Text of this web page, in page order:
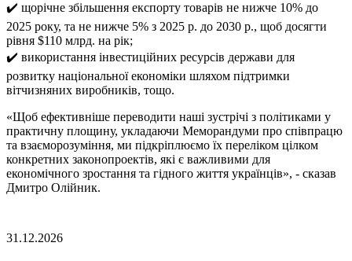
✔️ щорічне збільшення експорту товарів не нижче 10% до
2025 року, та не нижче 5% з 2025 р. до 2030 р., щоб досягти
рівня $110 млрд. на рік;
✔️ використання інвестиційних ресурсів держави для
розвитку національної економіки шляхом підтримки
вітчизняних виробників, тощо.
«Щоб ефективніше переводити наші зустрічі з політиками у
практичну площину, укладаючи Меморандуми про співпрацю
та взаєморозуміння, ми підкріплюємо їх переліком цілком
конкретних законопроектів, які є важливими для
економічного зростання та гідного життя українців», - сказав
Дмитро Олійник.
31.12.2026